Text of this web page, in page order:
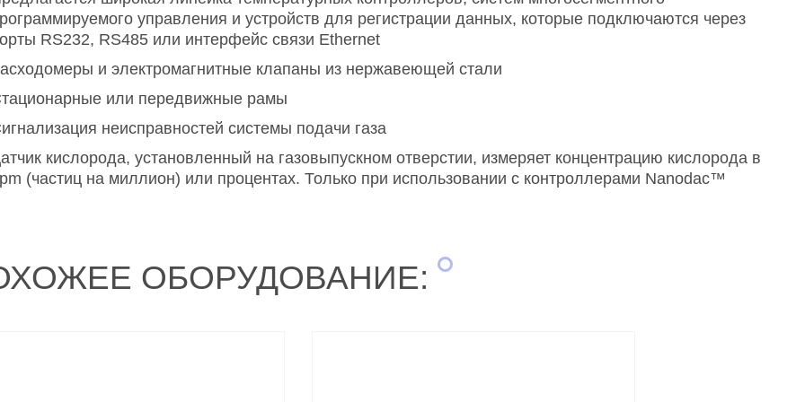
управления и устройств для регистрации данных, которые подключаются через
RS232, RS485 или интерфейс связи Ethernet
и электромагнитные клапаны из нержавеющей стали
или передвижные рамы
неисправностей системы подачи газа
кислорода, установленный на газовыпускном отверстии, измеряет концентрацию кислорода в
(частиц на миллион) или процентах. Только при использовании с контроллерами Nanodac™
ОБОРУДОВАНИЕ: